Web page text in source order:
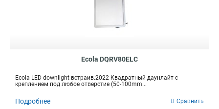
Ecola DQRV80ELC
Ecola LED downlight встраив.2022 Квадратный даунлайт с
креплением под любое отверстие (50-100mm...
Подробнее Сравнить